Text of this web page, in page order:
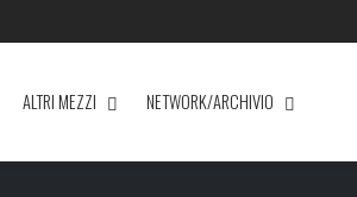
ALTRI MEZZI NETWORK/ARCHIVIO